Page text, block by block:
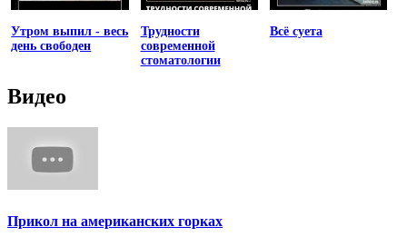
Утром выпил - весь
день свободен
Трудности
современной
стоматологии
Всё суета
Видео
Прикол на американских горках